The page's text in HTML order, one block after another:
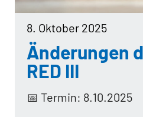
8. Oktober 2025
Änderungen
RED III
📅 Termin: 8.10.2025